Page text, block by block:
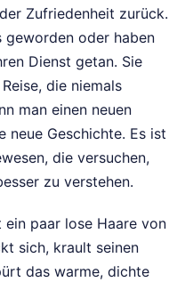
Zufriedenheit zurück.
geworden oder haben
Dienst getan. Sie
die niemals
man einen neuen
neue Geschichte. Es ist
die versuchen,
zu verstehen.
paar lose Haare von
sich, krault seinen
das warme, dichte